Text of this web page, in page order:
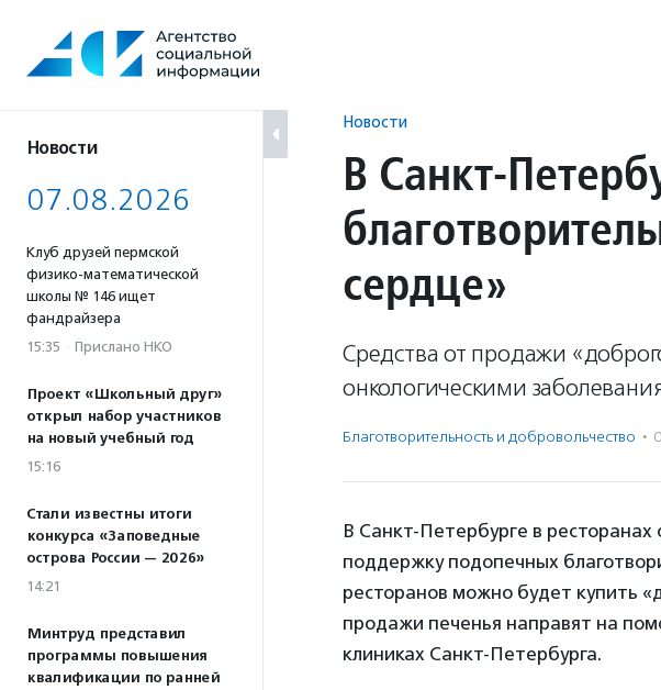
содержанию
Новости
07.08.2026
Клуб друзей пермской
физико-математической
школы № 146 ищет
фандрайзера
15:35 · Прислано НКО
Проект «Школьный друг»
открыл набор участников
на новый учебный год
15:16
Стали известны итоги
конкурса «Заповедные
острова России — 2026»
14:21
Минтруд представил
программы повышения
квалификации по ранней
Новости
В Санкт-
сердце»
Средства от продажи
онкологическими
Благотвори­тель­ность и доброволь­чест­во ·
В Санкт-Петербурге в ресторанах
поддержку подопечных
ресторанов можно будет купить
продажи печенья направят на
клиниках Санкт-Петербурга.